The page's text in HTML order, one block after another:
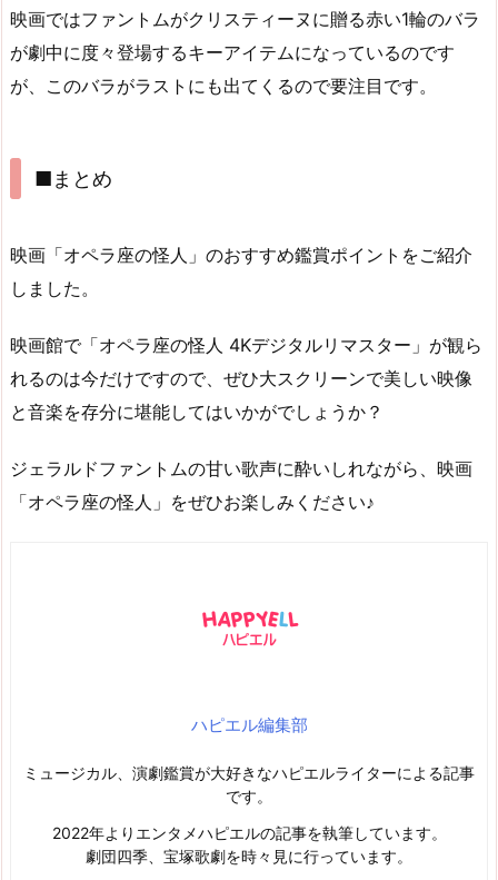
映画ではファントムがクリスティーヌに贈る赤い1輪のバラ
が劇中に度々登場するキーアイテムになっているのです
が、このバラがラストにも出てくるので要注目です。
■まとめ
映画「オペラ座の怪人」のおすすめ鑑賞ポイントをご紹介
しました。
映画館で「オペラ座の怪人 4Kデジタルリマスター」が観ら
れるのは今だけですので、ぜひ大スクリーンで美しい映像
と音楽を存分に堪能してはいかがでしょうか？
ジェラルドファントムの甘い歌声に酔いしれながら、映画
「オペラ座の怪人」をぜひお楽しみください♪
ハピエル編集部
ミュージカル、演劇鑑賞が大好きなハピエルライターによる記事
です。
2022年よりエンタメハピエルの記事を執筆しています。
劇団四季、宝塚歌劇を時々見に行っています。